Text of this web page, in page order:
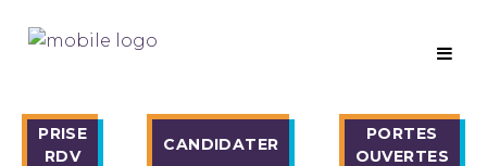
PRISE
RDV
CANDIDATER
PORTES
OUVERTES